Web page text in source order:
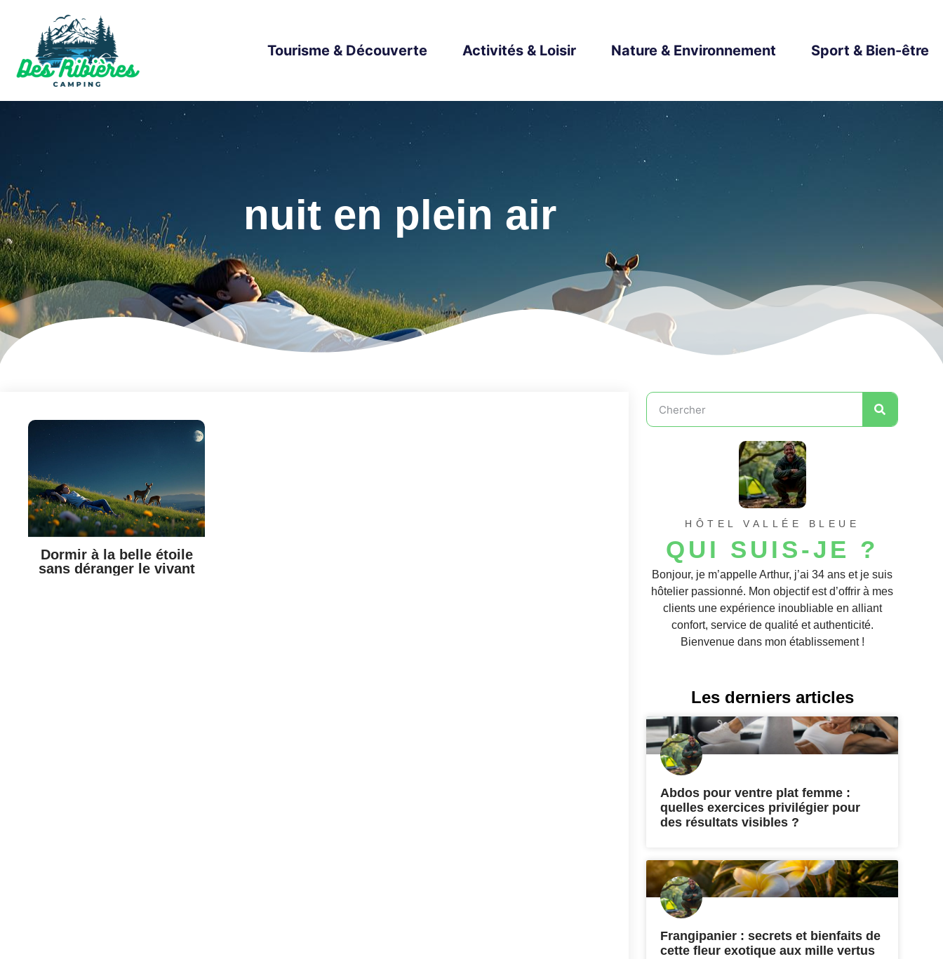
Tourisme & Découverte Activités & Loisir Nature & Environnement Sport & Bien-être
nuit en plein air
Dormir à la belle étoile
sans déranger le vivant
HÔTEL VALLÉE BLEUE
QUI SUIS-JE ?
Bonjour, je m’appelle Arthur, j’ai 34 ans et je suis
hôtelier passionné. Mon objectif est d’offrir à mes
clients une expérience inoubliable en alliant
confort, service de qualité et authenticité.
Bienvenue dans mon établissement !
Les derniers articles
Abdos pour ventre plat femme :
quelles exercices privilégier pour
des résultats visibles ?
Frangipanier : secrets et bienfaits de
cette fleur exotique aux mille vertus